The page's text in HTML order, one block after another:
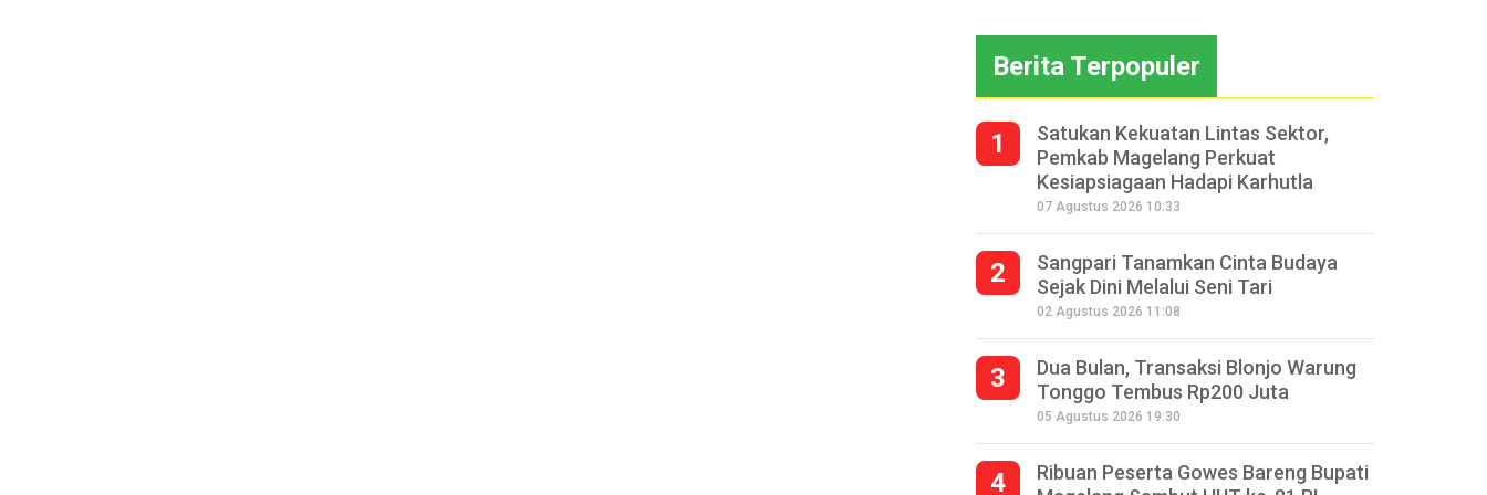
Berita Terpopuler
1
Satukan Kekuatan Lintas Sektor,
Pemkab Magelang Perkuat
Kesiapsiagaan Hadapi Karhutla
07 Agustus 2026 10:33
2
Sangpari Tanamkan Cinta Budaya
Sejak Dini Melalui Seni Tari
02 Agustus 2026 11:08
3
Dua Bulan, Transaksi Blonjo Warung
Tonggo Tembus Rp200 Juta
05 Agustus 2026 19:30
4
Ribuan Peserta Gowes Bareng Bupati